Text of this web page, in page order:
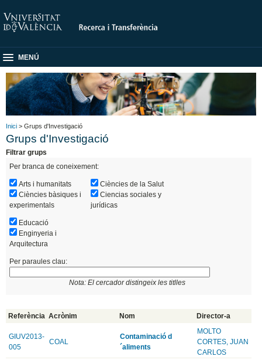
MENÚ
Inici > Grups d'Investigació
Grups d'Investigació
Filtrar grups
Per branca de coneixement:
Arts i humanitats
Ciències bàsiques i
experimentals
Ciències de la Salut
Ciencias sociales y
jurídicas
Educació
Enginyeria i
Arquitectura
Per paraules clau:
Nota: El cercador distingeix les titlles
Referència Acrònim Nom Director-a
GIUV2013-
005
COAL
Contaminació d
´aliments
MOLTO
CORTES, JUAN
CARLOS